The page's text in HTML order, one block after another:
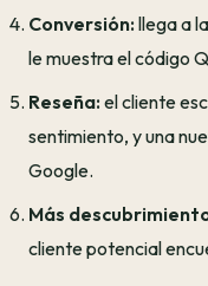
Conversión:llega a
le muestra el código
Reseña:el cliente
sentimiento, y una
Google.
Más
cliente potencial